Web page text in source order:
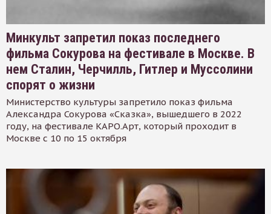
Минкульт запретил показ последнего
фильма Сокурова на фестивале в Москве. В
нем Сталин, Черчилль, Гитлер и Муссолини
спорят о жизни
Министерство культуры запретило показ фильма
Александра Сокурова «Сказка», вышедшего в 2022
году, на фестивале КАРО.Арт, который проходит в
Москве с 10 по 15 октября